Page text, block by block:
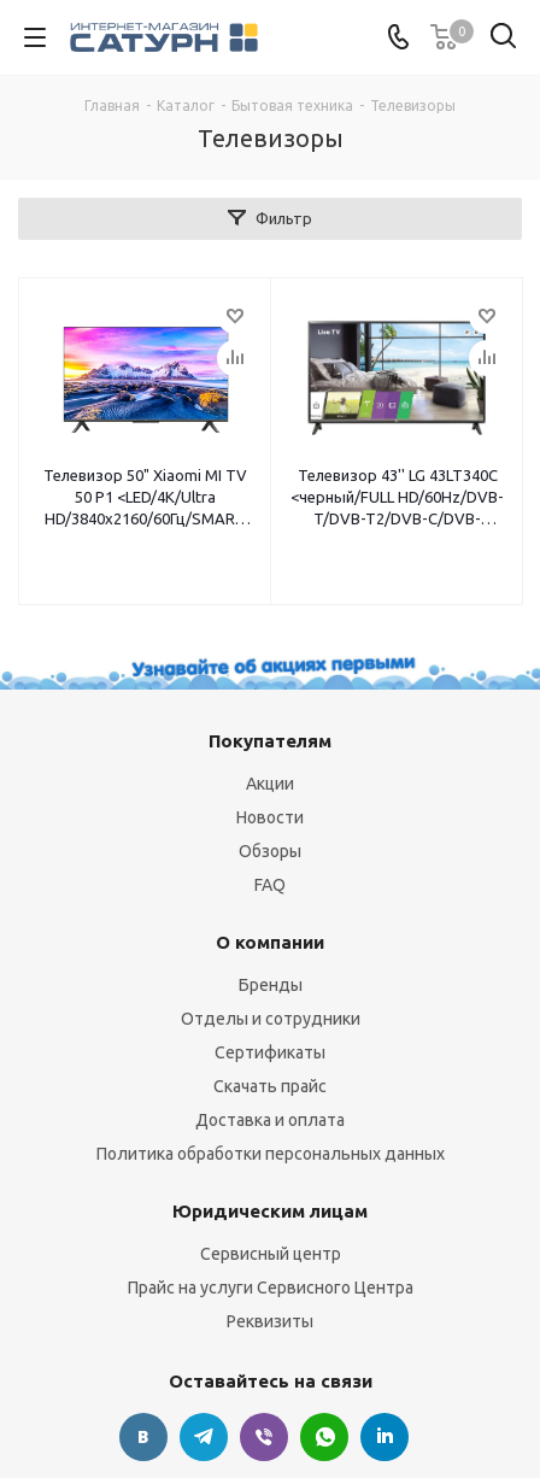
0
Главная - Каталог - Бытовая техника - Телевизоры
Телевизоры
Фильтр
Телевизор 50" Xiaomi MI TV
50 P1 <LED/4K/Ultra
HD/3840x2160/60Гц/SMART
Телевизор 43'' LG 43LT340C
<черный/FULL HD/60Hz/DVB-
T/DVB-T2/DVB-C/DVB-
Покупателям
Акции
Новости
Обзоры
FAQ
О компании
Бренды
Отделы и сотрудники
Сертификаты
Скачать прайс
Доставка и оплата
Политика обработки персональных данных
Юридическим лицам
Сервисный центр
Прайс на услуги Сервисного Центра
Реквизиты
Оставайтесь на связи